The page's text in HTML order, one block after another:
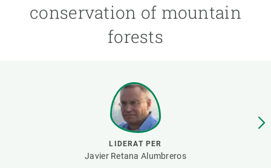
conservation of mountain
forests
LIDERAT PER
Javier Retana Alumbreros
UNEIX-TE A NOSALTRES